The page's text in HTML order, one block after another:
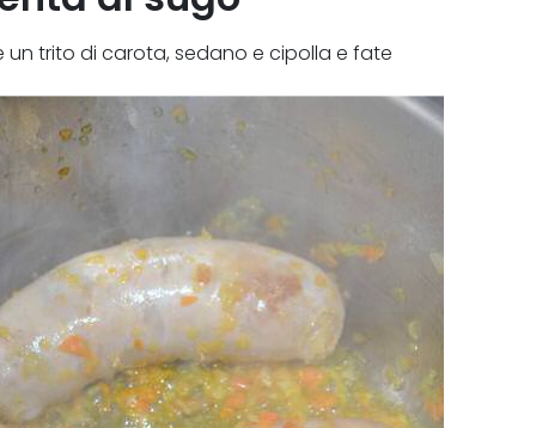
un trito di carota, sedano e cipolla e fate
e sfumatele con il vino.